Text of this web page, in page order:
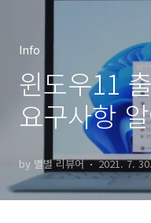
Info
윈도우11
요구사항
by 별별 리뷰어 2021. 7.